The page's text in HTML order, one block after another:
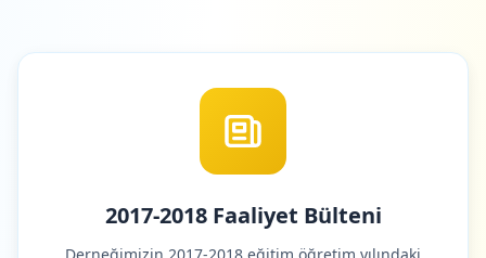
2017-2018 Faaliyet Bülteni